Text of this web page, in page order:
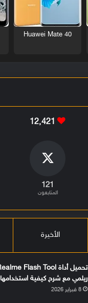
Huawei Mate 40
12٬421
121
المتابعون
الأخيرة
ريلمي مع شرح كيفية استخدامها
8 فبراير 2026